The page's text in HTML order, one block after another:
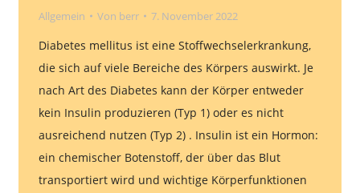
Allgemein Von berr 7. November 2022
Diabetes mellitus ist eine Stoffwechselerkrankung,
die sich auf viele Bereiche des Körpers auswirkt. Je
nach Art des Diabetes kann der Körper entweder
kein Insulin produzieren (Typ 1) oder es nicht
ausreichend nutzen (Typ 2) . Insulin ist ein Hormon:
ein chemischer Botenstoff, der über das Blut
transportiert wird und wichtige Körperfunktionen